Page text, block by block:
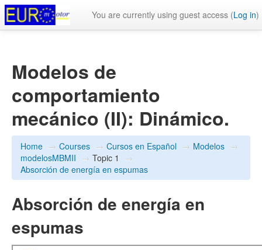
You are currently using guest access (Log in)
Modelos de
comportamiento
mecánico (II): Dinámico.
Home → Courses → Cursos en Español → Modelos →
modelosMBMII → Topic 1
→
Absorción de energía en espumas
Absorción de energía en
espumas